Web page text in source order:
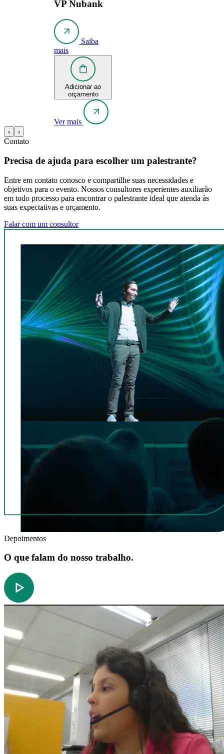
VP Nubank
Saiba
mais
Adicionar ao
orçamento
Ver mais
‹ ›
Contato
Precisa de ajuda para escolher um palestrante?
Entre em contato conosco e compartilhe suas necessidades e
objetivos para o evento. Nossos consultores experientes auxiliarão
em todo processo para encontrar o palestrante ideal que atenda às
suas expectativas e orçamento.
Falar com um consultor
Depoimentos
O que falam do nosso trabalho.